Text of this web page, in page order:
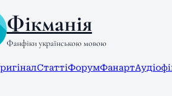
Фікманія
Фанфіки українською мовою
СтаттіФорумФанарт